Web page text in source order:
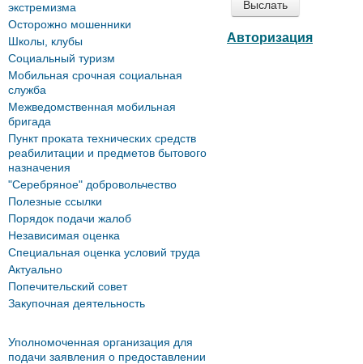
Авторизация
экстремизма
Осторожно мошенники
Школы, клубы
Социальный туризм
Мобильная срочная социальная
служба
Межведомственная мобильная
бригада
Пункт проката технических средств
реабилитации и предметов бытового
назначения
"Серебряное" добровольчество
Полезные ссылки
Порядок подачи жалоб
Независимая оценка
Специальная оценка условий труда
Актуально
Попечительский совет
Закупочная деятельность
Уполномоченная организация для
подачи заявления о предоставлении